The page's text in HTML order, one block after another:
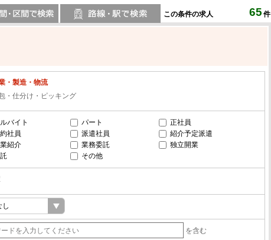
この条件の求人 65 件
・製造・物流
・仕分け・ピッキング
バイト パート
正社員
社員
派遣社員
紹介予定派遣
紹介
業務委託
独立開業
その他
を含む